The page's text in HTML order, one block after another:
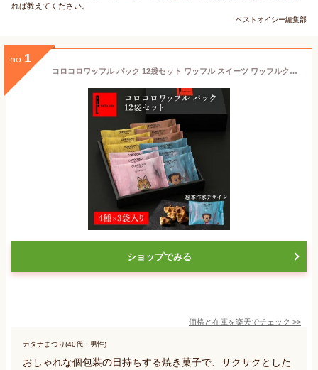
れば教えてください。
ベストオイシー編集部
no. 1
コロコロワッフル パック 12袋セット ワッフル スイーツ ワッフルクッキー 常温お菓子ギフト お菓子詰め合わせ クリスマス お歳暮 御歳暮 日持ちするお菓子 おしゃれ 個包装 プチお菓子セット プレゼント ばらまき ありがとう 焼き菓子
ショップでみる
価格と在庫を楽天でチェック >>
カタナまつり(40代・男性)
おしゃれな個包装の日持ちする焼き菓子で、サクサクとした